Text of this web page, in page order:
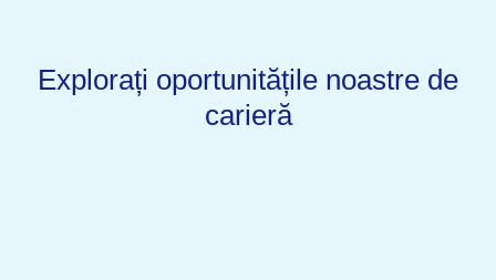
Explorați oportunitățile noastre de
carieră